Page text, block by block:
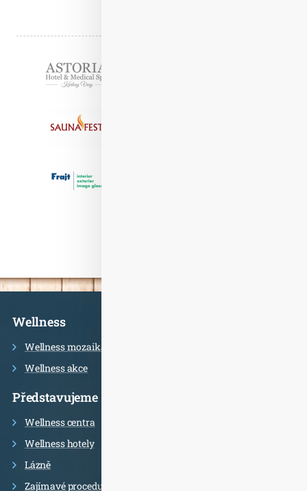
Informace
Wellness
Wellness mozaika
Wellness akce
Představujeme
Wellness centra
Wellness hotely
Lázně
Zajímavé procedury